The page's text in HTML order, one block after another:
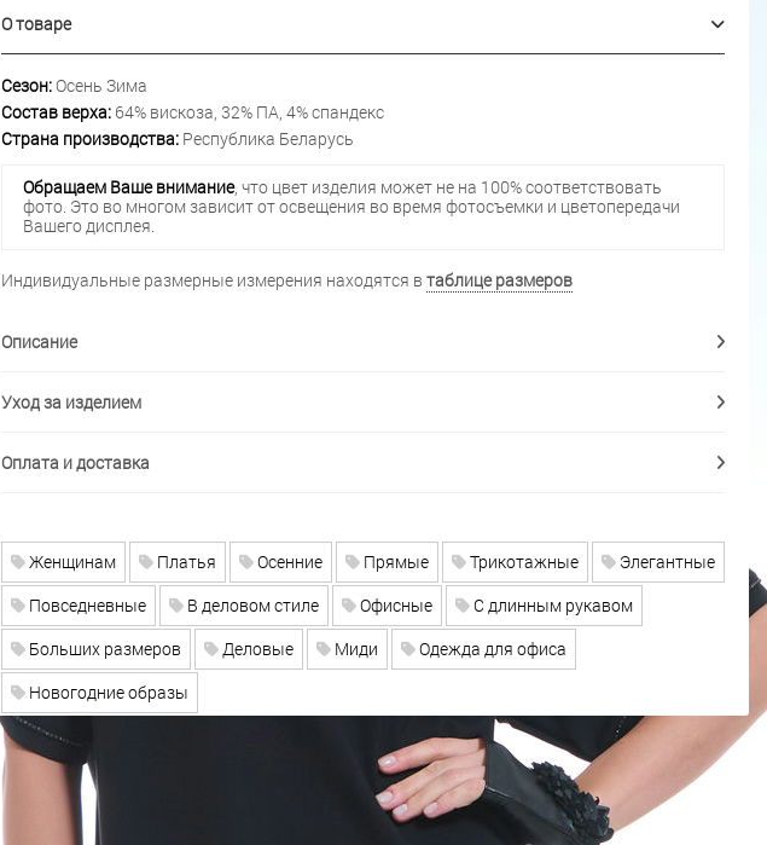
О товаре
Сезон:Осень Зима
Состав верха:64% вискоза, 32% ПА, 4% спандекс
Страна производства:Республика Беларусь
Обращаем Ваше внимание, что цвет изделия может не на 100% соответствовать
фото. Это во многом зависит от освещения во время фотосъемки и цветопередачи
Вашего дисплея.
Индивидуальные размерные измерения находятся в таблице размеров
Описание
Уход за изделием
Оплата и доставка
Женщинам Платья Осенние Прямые Трикотажные
Элегантные
Повседневные
В деловом стиле Офисные
С длинным рукавом
Больших размеров
Деловые Миди
Одежда для офиса
Новогодние образы